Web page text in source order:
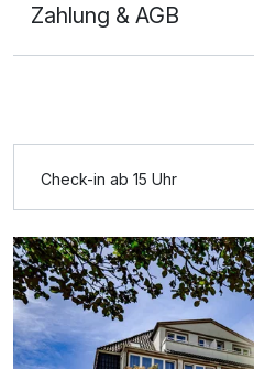
Zusatznächte
Für 8 Tage
Zahlung & AGB
Check-in ab 15 Uhr